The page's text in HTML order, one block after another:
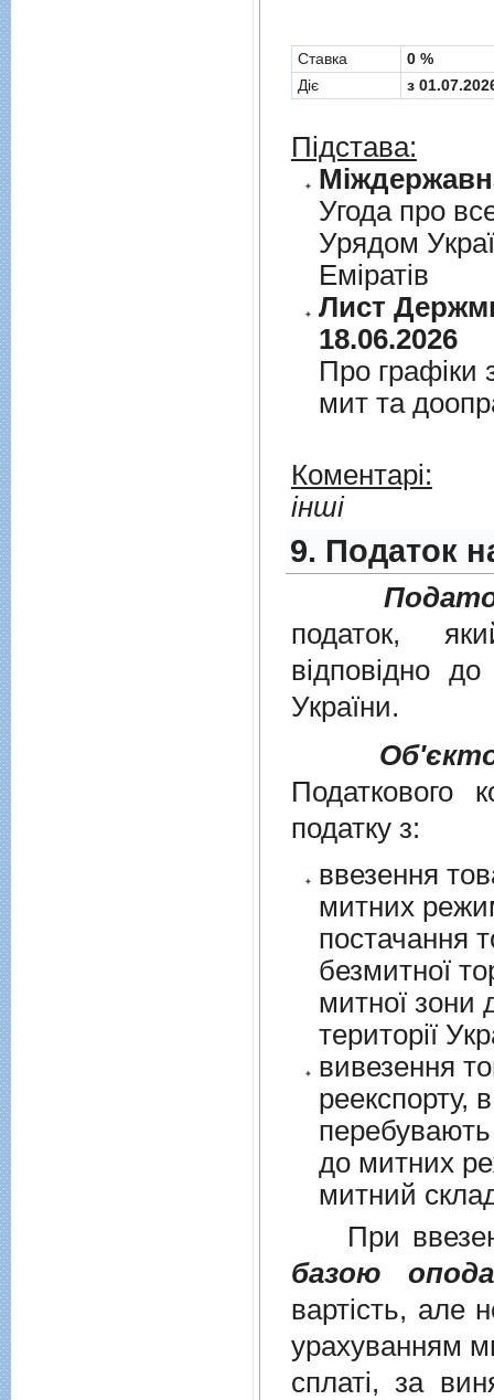
Cтавка
0 %
Діє
з
Підстава:
Угода про
Урядом
Емiратiв
Лист
18.06.2026
Про графiки
мит та
Коментарі:
інші
9. Податок
податок,
вiдповiдно
України.
Податкового
податку з:
ввезення
митних
постачання
безмитної
митної зони для їх
території
вивезення
реекспорту,
перебувають у
до митних
митний
При
базою
вартість, але
урахуванням
сплаті, за